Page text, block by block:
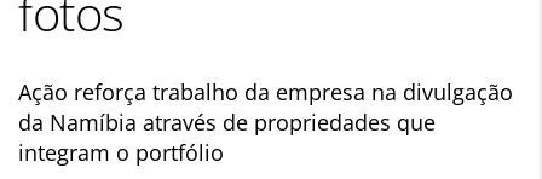
Ação reforça trabalho da empresa na divulgação
da Namíbia através de propriedades que
integram o portfólio